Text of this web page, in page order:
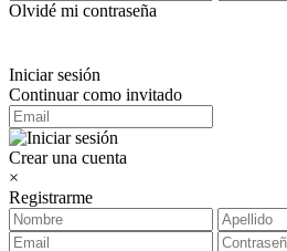
Olvidé mi contraseña
Iniciar sesión
Continuar como invitado
Crear una cuenta
×
Registrarme